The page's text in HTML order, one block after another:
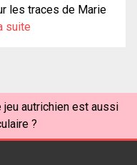
les traces de Marie
suite
jeu autrichien est aussi
?